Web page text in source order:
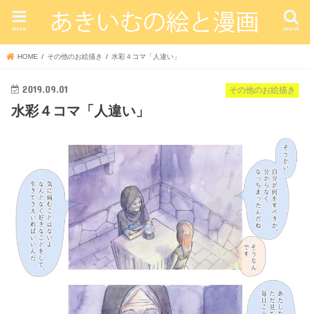
search
menu
HOME その他のお絵描き 水彩４コマ「人違い」
その他のお絵描き
2019.09.01
水彩４コマ「人違い」